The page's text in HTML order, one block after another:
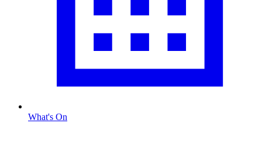
What's On